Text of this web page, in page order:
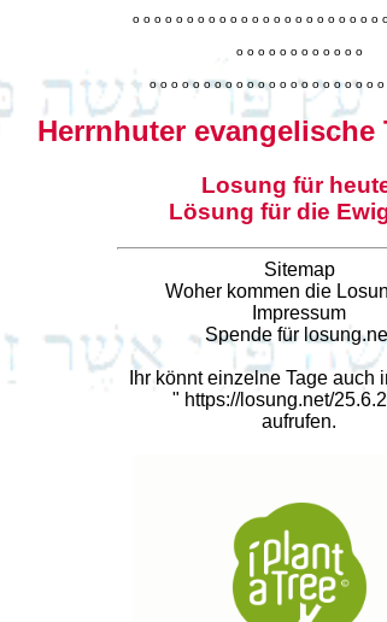
o o o o o o o o o o o o o o o o o o o o o o o
o o o o o o o o o o o o
o o o o o o o o o o o o o o o o o o o o o o
Herrnhuter evangelische
Losung für
Lösung für die
Sitemap
Woher kommen die
Impressum
Spende für
Ihr könnt einzelne Tage auch
" https://losung.net/
aufrufen.